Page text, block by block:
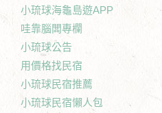
小琉球海龜島遊APP
哇靠腦闆專欄
小琉球公告
用價格找民宿
小琉球民宿推薦
小琉球民宿懶人包